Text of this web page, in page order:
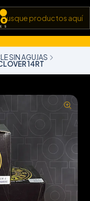
💻 Todo lo que
🎨 Calidad garantizada
SIN AGUJAS
14RT